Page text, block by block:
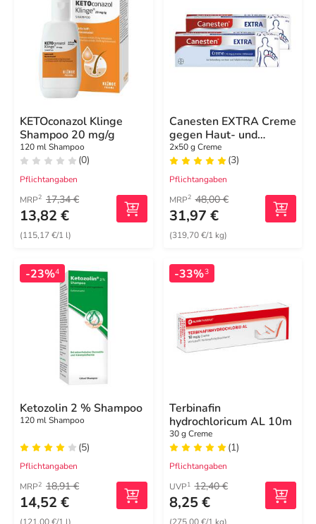
KETOconazol Klinge
Shampoo 20 mg/g
120 ml Shampoo
(0)
Pflichtangaben
MRP2 17,34 €
13,82 €
(115,17 €/1 l)
Canesten EXTRA Creme
gegen Haut- und
Fußpilzerkrankungen
2x50 g Creme
(3)
Pflichtangaben
MRP2 48,00 €
31,97 €
(319,70 €/1 kg)
-23%4
Ketozolin 2 % Shampoo
120 ml Shampoo
(5)
Pflichtangaben
MRP2 18,91 €
14,52 €
-33%3
Terbinafin
hydrochloricum AL 10m
30 g Creme
(1)
Pflichtangaben
UVP1 12,40 €
8,25 €